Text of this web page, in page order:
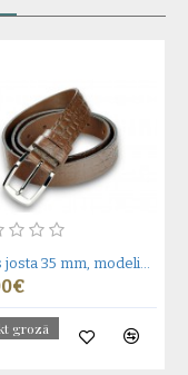
grozā